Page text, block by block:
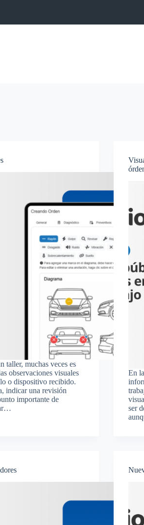
taller, muchas veces es
observaciones visuales
o dispositivo recibido.
indicar una revisión
importante de
En
ser